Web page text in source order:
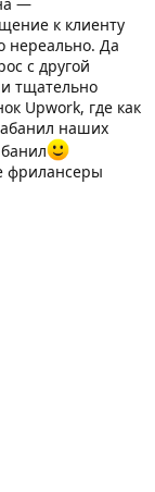
к клиенту
нереально. Да
с другой
тщательно
Upwork, где как
наших
фрилансеры